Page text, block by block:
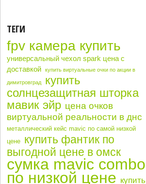
ТЕГИ
fpv камера купить
универсальный чехол spark цена с
доставкой
купить виртуальные очки по акции в
димитровград
купить
солнцезащитная шторка
мавик эйр цена очков
виртуальной реальности в днс
металлический кейс mavic по самой низкой
цене купить фантик по
выгодной цене в омск
сумка mavic combo
по низкой цене купить